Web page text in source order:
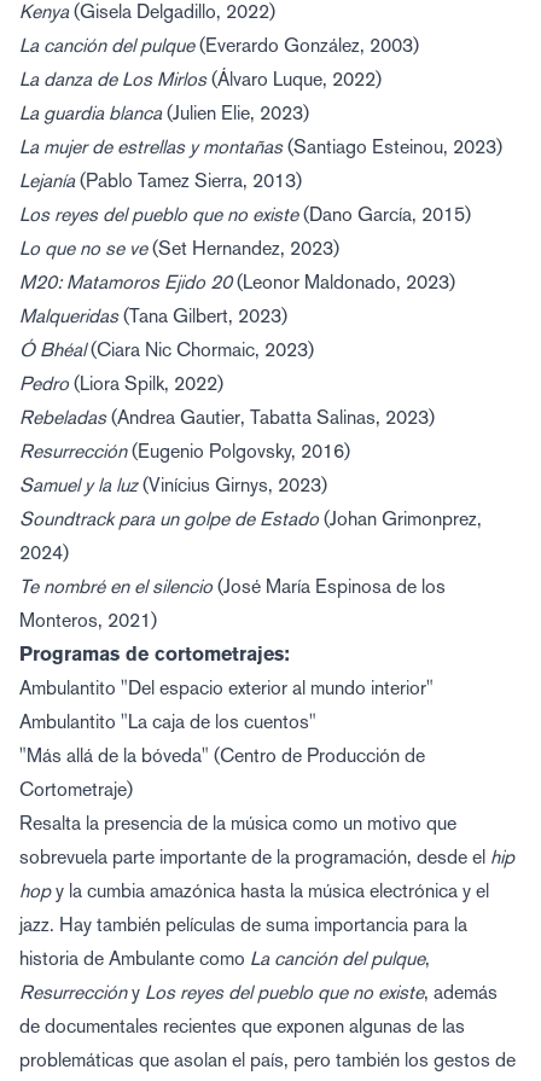
Kenya(Gisela Delgadillo, 2022)
La canción del pulque(Everardo González, 2003)
La danza de Los Mirlos(Álvaro Luque, 2022)
La guardia blanca(Julien Elie, 2023)
La mujer de estrellas y montañas(Santiago Esteinou, 2023)
Lejanía(Pablo Tamez Sierra, 2013)
Los reyes del pueblo que no existe(Dano García, 2015)
Lo que no se ve(Set Hernandez, 2023)
M20: Matamoros Ejido 20(Leonor Maldonado, 2023)
Malqueridas(Tana Gilbert, 2023)
Ó Bhéal(Ciara Nic Chormaic, 2023)
Pedro (Liora Spilk, 2022)
Rebeladas(Andrea Gautier, Tabatta Salinas, 2023)
Resurrección(Eugenio Polgovsky, 2016)
Samuel y la luz(Vinícius Girnys, 2023)
Soundtrack para un golpe de Estado (Johan Grimonprez,
2024)
Te nombré en el silencio (José María Espinosa de los
Monteros, 2021)
Programas de cortometrajes:
Ambulantito "Del espacio exterior al mundo interior"
Ambulantito "La caja de los cuentos"
"Más allá de la bóveda" (Centro de Producción de
Cortometraje)
Resalta la presencia de la música como un motivo que
sobrevuela parte importante de la programación, desde el hip
hopy la cumbia amazónica hasta la música electrónica y el
jazz. Hay también películas de suma importancia para la
historia de Ambulante como La canción del pulque,
Resurreccióny Los reyes del pueblo que no existe, además
de documentales recientes que exponen algunas de las
problemáticas que asolan el país, pero también los gestos de